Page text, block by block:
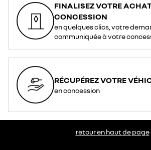
FINALISEZ VOTRE
CONCESSION
en quelques clics, votre
communiquée à votre
RÉCUPÉREZ VOTRE
en concession
retour en haut de page​